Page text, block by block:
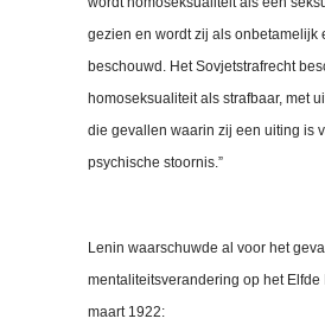
gezien en wordt zij als onbetamelijk
beschouwd. Het Sovjetstrafrecht
homoseksualiteit als strafbaar, met
die gevallen waarin zij een uiting is
psychische stoornis.”
Lenin waarschuwde al voor het
mentaliteitsverandering op het Elfde
maart 1922: